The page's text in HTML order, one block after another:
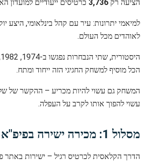
הציעה רק 3,736 כרטיסים ייעודיים למועדון
למיאמי יתרונות: עיר עם קהל בינלאומי, היצע
לאוהדים מכל העולם.
הכל מוסיף למשחק החגיגי הזה ייחוד ומתח.
עשוי להפוך אותו לקרב על העפלה.
מסלול 1: מכירה ישירה בפיפ"א
הדרך הקלאסית לכרטיס רגיל – ישירות באתר